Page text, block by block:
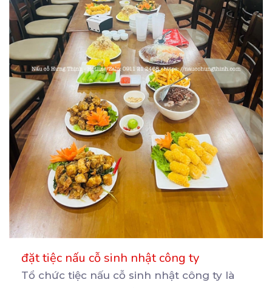
đặt tiệc nấu cỗ sinh nhật công ty
Tổ chức tiệc nấu cỗ sinh nhật công ty là